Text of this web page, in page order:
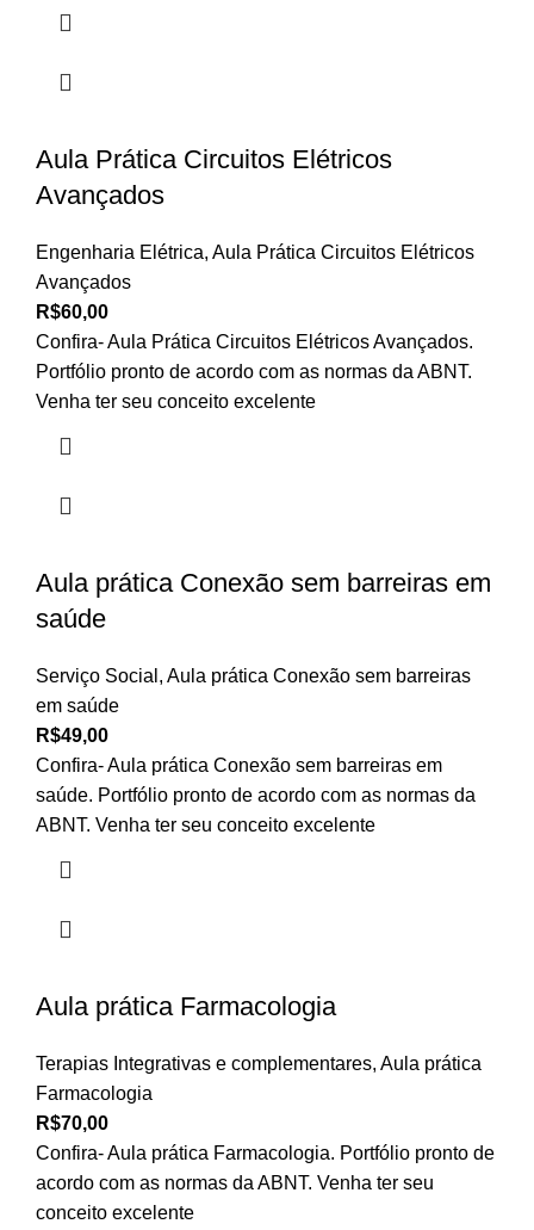
Aula Prática Circuitos Elétricos
Avançados
Engenharia Elétrica, Aula Prática Circuitos Elétricos
Avançados
R$60,00
Confira- Aula Prática Circuitos Elétricos Avançados.
Portfólio pronto de acordo com as normas da ABNT.
Venha ter seu conceito excelente
Aula prática Conexão sem barreiras em
saúde
Serviço Social , Aula prática Conexão sem barreiras
em saúde
R$49,00
Confira- Aula prática Conexão sem barreiras em
saúde. Portfólio pronto de acordo com as normas da
ABNT. Venha ter seu conceito excelente
Aula prática Farmacologia
Terapias Integrativas e complementares, Aula prática
Farmacologia
R$70,00
Confira- Aula prática Farmacologia. Portfólio pronto de
acordo com as normas da ABNT. Venha ter seu
conceito excelente